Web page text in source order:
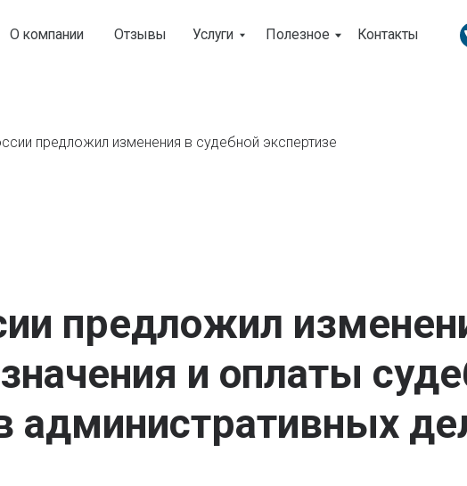
Контакты
Полезное
Услуги
Отзывы
предложил изменения в судебной экспертизе
предложил
и оплаты
административных